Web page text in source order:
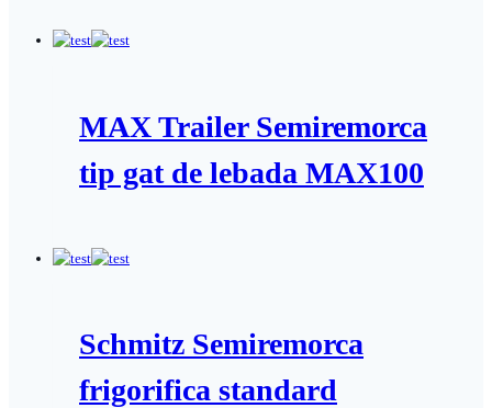
MAX Trailer Semiremorca
tip gat de lebada MAX100
Schmitz Semiremorca
frigorifica standard